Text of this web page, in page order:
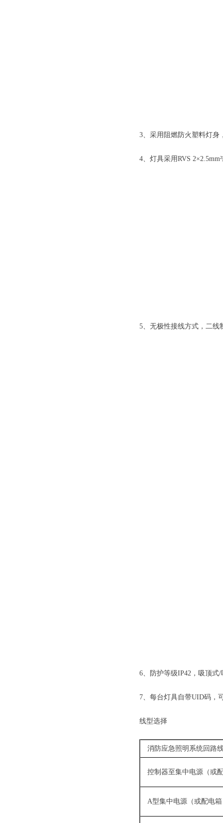
3、采用阻燃防火塑料灯身
4、灯具采用RVS
5、无极性接线方式，二线
6、防护等级IP42，吸顶式
7、每台灯具自带UID码，
线型选择
消防应急照明系统回路
控制器至集中电源（或
A型集中电源（或配电